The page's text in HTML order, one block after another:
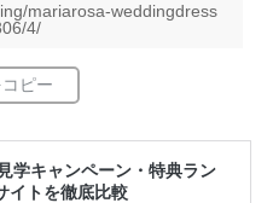
mariarosa-weddingdress
4/
学キャンペーン・特典ラン
イトを徹底比較